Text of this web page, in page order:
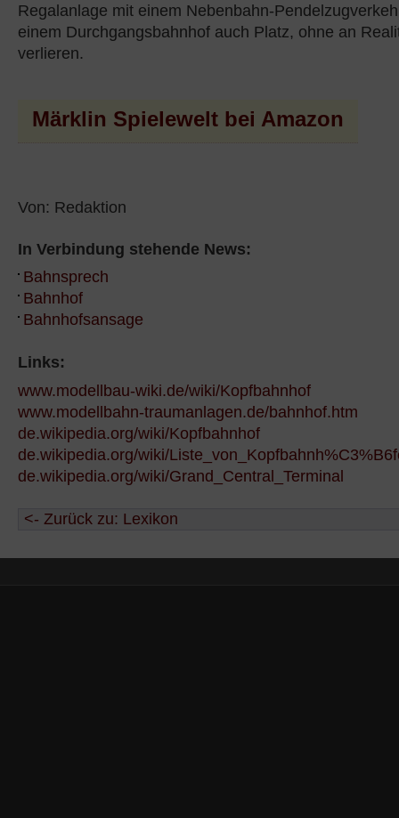
Regalanlage mit einem Nebenbahn-
einem Durchgangsbahnhof auch Platz, ohne an
verlieren.
Märklin Spielewelt bei Amazon
Von: Redaktion
In Verbindung stehende News:
Bahnsprech
Bahnhof
Bahnhofsansage
Links:
www.modellbau-wiki.de/wiki/Kopfbahnhof
www.modellbahn-traumanlagen.de/bahnhof.htm
de.wikipedia.org/wiki/Kopfbahnhof
de.wikipedia.org/wiki/
de.wikipedia.org/wiki/Grand_Central_Terminal
<- Zurück zu: Lexikon